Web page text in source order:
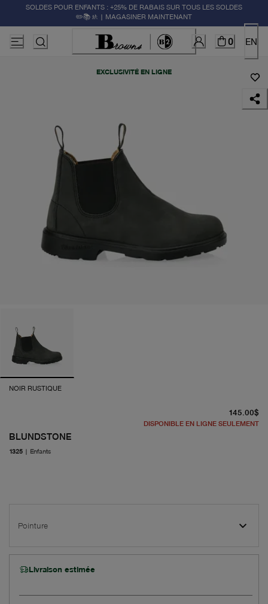
SOLDES POUR ENFANTS : +25% DE RABAIS SUR TOUS LES SOLDES
✏️📚🚸 | MAGASINER MAINTENANT
0 EN
EXCLUSIVITÉ EN LIGNE
NOIR RUSTIQUE
BLUNDSTONE
1325 | Enfants
145.00$
DISPONIBLE EN LIGNE SEULEMENT
Pointure
Livraison estimée